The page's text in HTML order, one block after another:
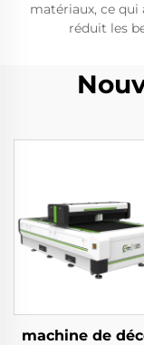
matériaux, ce qui
réduit les
machine de